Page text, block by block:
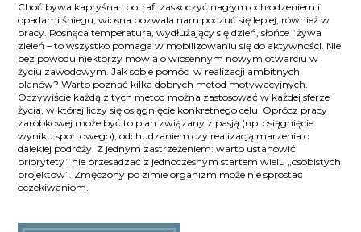
Choć bywa kapryśna i potrafi zaskoczyć nagłym ochłodzeniem i
opadami śniegu, wiosna pozwala nam poczuć się lepiej, również w
pracy. Rosnąca temperatura, wydłużający się dzień, słońce i żywa
zieleń – to wszystko pomaga w mobilizowaniu się do aktywności. Nie
bez powodu niektórzy mówią o wiosennym nowym otwarciu w
życiu zawodowym. Jak sobie pomóc w realizacji ambitnych
planów? Warto poznać kilka dobrych metod motywacyjnych.
Oczywiście każdą z tych metod można zastosować w każdej sferze
życia, w której liczy się osiągnięcie konkretnego celu. Oprócz pracy
zarobkowej może być to plan związany z pasją (np. osiągnięcie
wyniku sportowego), odchudzaniem czy realizacją marzenia o
dalekiej podróży. Z jednym zastrzeżeniem: warto ustanowić
priorytety i nie przesadzać z jednoczesnym startem wielu „osobistych
projektów”. Zmęczony po zimie organizm może nie sprostać
oczekiwaniom.